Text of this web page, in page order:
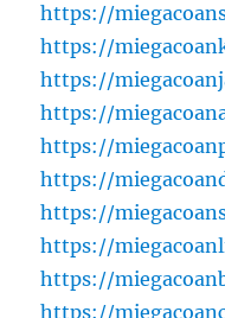
https://
https://
https://
https://
https://
https://
https://
https://
https://
https://